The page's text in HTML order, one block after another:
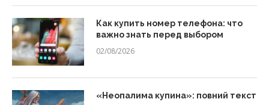
Как купить номер телефона: что
важно знать перед выбором
02/08/2026
«Неопалима купина»: повний текст